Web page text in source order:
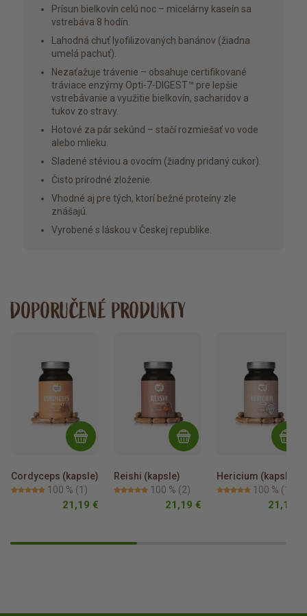
Prísun bielkovín celú noc – micelárny kaseín sa
vstrebáva 8 hodín.
Lahodná chuť lyofilizovaných banánov (žiadna
umelá pachuť).
Nezaťažuje trávenie – obsahuje certifikované
tráviace enzýmy Opti-7-DIGEST™ pre lepšie
vstrebávanie a využitie bielkovín, sacharidov a
tukov zo stravy.
Hotové za pár sekúnd – stačí rozmiešať vo vode
alebo mlieku.
Sladené stéviou a ovocím (žiadny pridaný cukor).
Čisto prírodné zloženie.
Vhodné aj pre tých, ktorí bežné proteíny zle
znášajú.
Vyrobené s láskou v Českej republike.
DOPORUČENÉ PRODUKTY
Cordyceps (kapsle)
100 % (1)
21,19 €
Reishi (kapsle)
100 % (2)
21,19 €
Hericium (kapsle)
100 % (1)
21,19 €